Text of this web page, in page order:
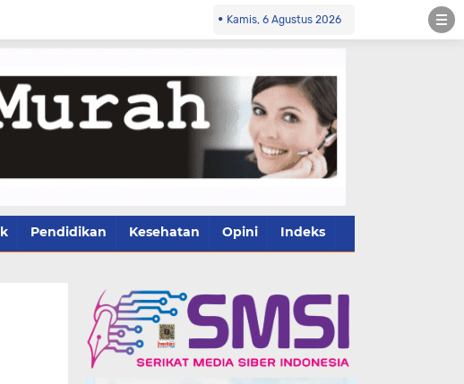
Kamis, 6 Agustus 2026
Pendidikan Kesehatan Opini Indeks